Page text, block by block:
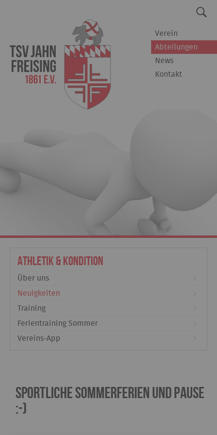
Verein
Abteilungen
News
Kontakt
Athletik & Kondition
Über uns
Neuigkeiten
Training
Ferientraining Sommer
Vereins-App
sportliche Sommerferien und Pause
:-)